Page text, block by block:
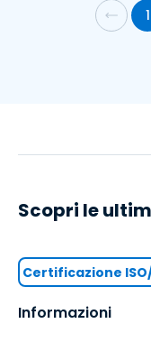
1
Informazioni
Scopri le
Certificazione ISO/